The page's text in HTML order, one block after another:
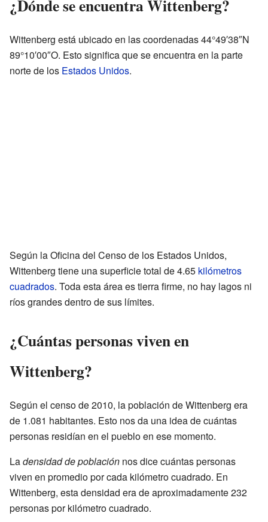
¿Dónde se encuentra Wittenberg?
Wittenberg está ubicado en las coordenadas 44°49′38″N
89°10′00″O. Esto significa que se encuentra en la parte
norte de los Estados Unidos.
Según la Oficina del Censo de los Estados Unidos,
Wittenberg tiene una superficie total de 4.65 kilómetros
cuadrados. Toda esta área es tierra firme, no hay lagos ni
ríos grandes dentro de sus límites.
¿Cuántas personas viven en
Wittenberg?
Según el censo de 2010, la población de Wittenberg era
de 1.081 habitantes. Esto nos da una idea de cuántas
personas residían en el pueblo en ese momento.
Ladensidad de población nos dice cuántas personas
viven en promedio por cada kilómetro cuadrado. En
Wittenberg, esta densidad era de aproximadamente 232
personas por kilómetro cuadrado.